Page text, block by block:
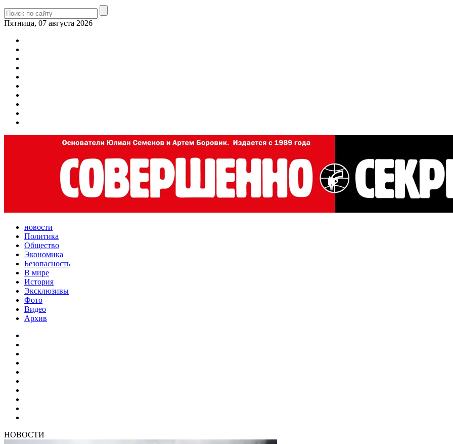
Пятница, 07 августа 2026
новости
Политика
Общество
Экономика
Безопасность
В мире
История
Эксклюзивы
Фото
Видео
Архив
НОВОСТИ